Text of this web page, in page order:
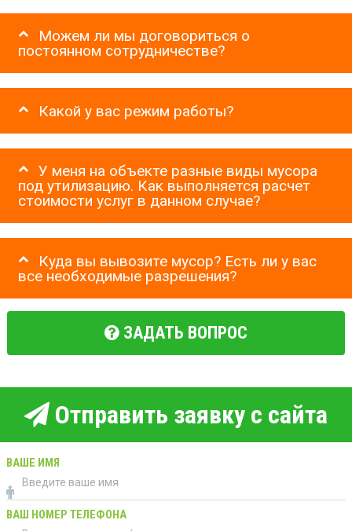
Можем ли мы договориться о
постоянном сотрудничестве?
Какой у вас режим работы?
У меня на объекте разные виды мусора
под утилизацию. Как выполняется расчет
стоимости услуг в данном случае?
Куда вы вывозите мусор? Есть ли у вас
все необходимые разрешения?
ЗАДАТЬ ВОПРОС
Отправить заявку с сайта
ВАШЕ ИМЯ
ВАШ НОМЕР ТЕЛЕФОНА